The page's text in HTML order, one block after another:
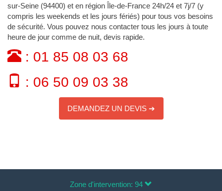
sur-Seine (94400) et en région Île-de-France 24h/24 et 7j/7 (y
compris les weekends et les jours fériés) pour tous vos besoins
de sécurité. Vous pouvez nous contacter tous les jours à toute
heure de jour comme de nuit, devis rapide.
: 01 85 08 03 68
: 06 50 09 03 38
DEMANDEZ UN DEVIS ➔
Zone d'intervention: 94